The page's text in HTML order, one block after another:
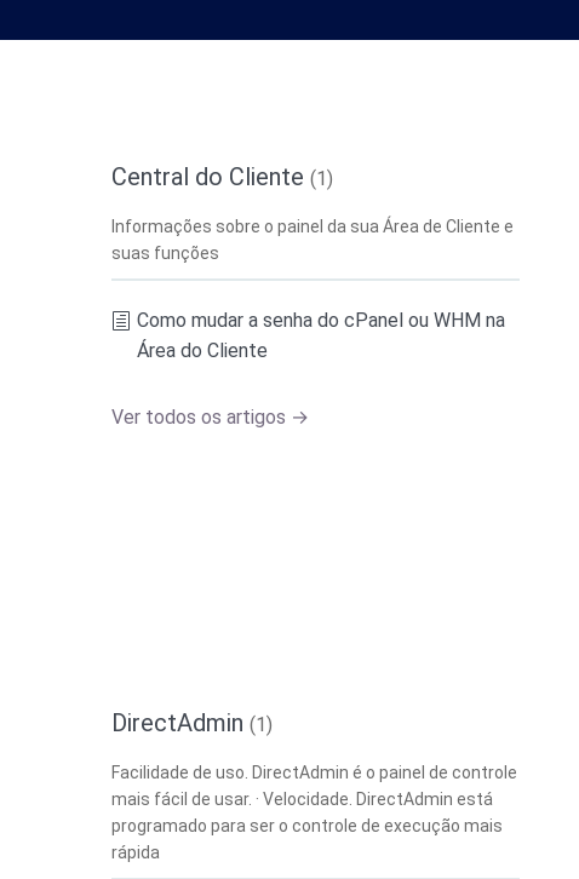
Central do Cliente (1)
Informações sobre o painel da sua Área de Cliente e
suas funções
Como mudar a senha do cPanel ou WHM na
Área do Cliente
Ver todos os artigos →
DirectAdmin (1)
Facilidade de uso. DirectAdmin é o painel de controle
mais fácil de usar. · Velocidade. DirectAdmin está
programado para ser o controle de execução mais
rápida